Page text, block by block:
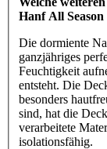
Hanf All Season
Die dormiente
ganzjähriges
Feuchtigkeit
entsteht. Die
besonders
sind, hat die
verarbeitete
isolationsfähig.